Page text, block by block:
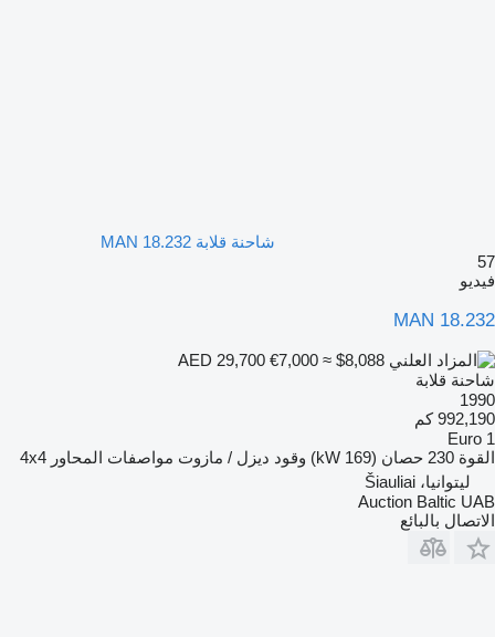
شاحنة قلابة MAN 18.232
57
فيديو
MAN 18.232
€7,000 ≈ $8,088
شاحنة قلابة
1990
992,190 كم
Euro 1
القوة 230 حصان (169 kW) وقود ديزل / مازوت مواصفات المحاور 4x4
ليتوانيا، Šiauliai
Auction Baltic UAB
الاتصال بالبائع